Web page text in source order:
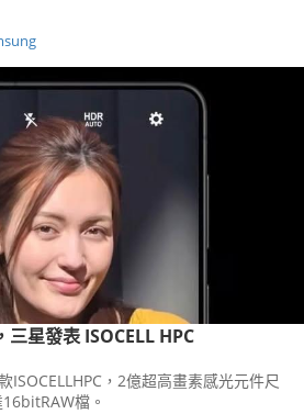
星發表 ISOCELL HPC
ISOCELLHPC，2億超高畫素感光元件尺
檔。